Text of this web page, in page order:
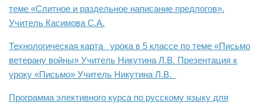
теме «Слитное и раздельное написание предлогов».
Учитель Касимова С.А.
Технологическая карта урока в 5 классе по теме «Письмо
ветерану войны» Учитель Никутина Л.В. Презентация к
уроку «Письмо» Учитель Никутина Л.В.
Программа элективного курса по русскому языку для